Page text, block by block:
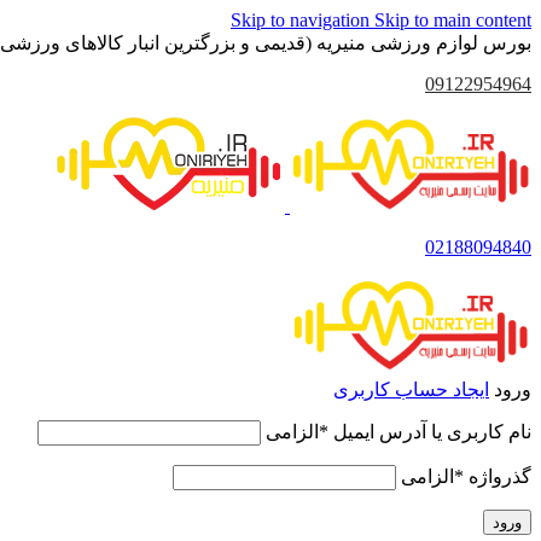
Skip to navigation Skip to main content
بورس لوازم ورزشی منیریه (قدیمی و بزرگترین انبار کالاهای ورزشی
09122954964
02188094840
ورود ایجاد حساب کاربری
نام کاربری یا آدرس ایمیل * الزامی
گذرواژه * الزامی
ورود